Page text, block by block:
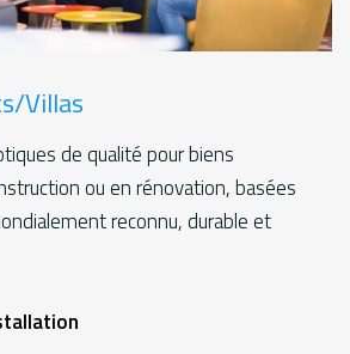
Villas
de qualité pour biens
ou en rénovation, basées
reconnu, durable et